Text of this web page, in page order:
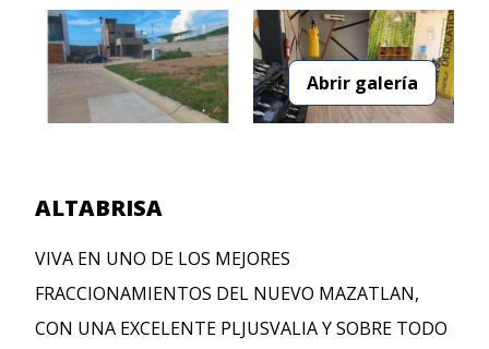
Abrir galería
ALTABRISA
VIVA EN UNO DE LOS MEJORES
FRACCIONAMIENTOS DEL NUEVO MAZATLAN,
CON UNA EXCELENTE PLJUSVALIA Y SOBRE TODO